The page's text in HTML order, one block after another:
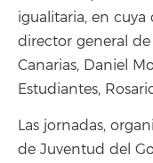
igualitaria, en
director general
Canarias, Daniel
Estudiantes,
Las jornadas,
de Juventud del